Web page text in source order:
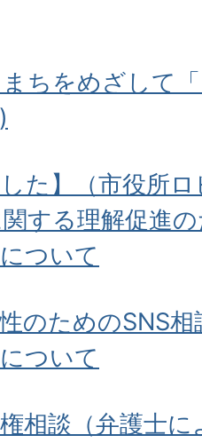
ちをめざして
した】（市役所
する理解促進
ついて
のためのSNS
ついて
相談（弁護士